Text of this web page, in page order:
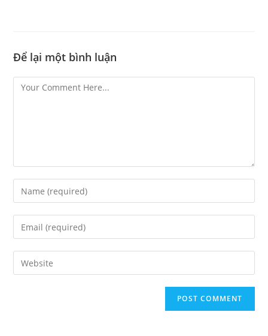
Để lại một bình luận
Comment
Enter
your
name
Enter
your
email
Enter
your